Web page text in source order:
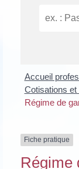
Accueil
Cotisations
Régime de
Fiche pratique
Régime